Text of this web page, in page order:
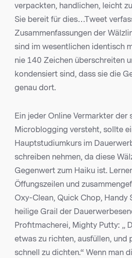
verpackten, handlichen, leicht
Sie bereit für dies…Tweet
Zusammenfassungen der
sind im wesentlichen identisch
nie 140 Zeichen überschreiten
kondensiert sind, dass sie die
genau dort.
Ein jeder Online Vermarkter der
Microblogging versteht, sollte
Hauptstudiumkurs im
schreiben nehmen, da diese
Gegenwert zum Haiku ist.
Öffungszeilen und
Oxy-Clean, Quick Chop, Handy
heilige Grail der
Profitmacherei, Mighty Putty: „
etwas zu richten, ausfüllen, und
schnell zu dichten.“ Wenn man